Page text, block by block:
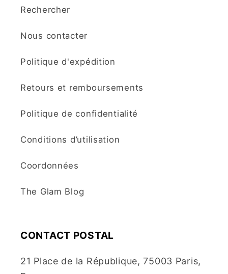
Rechercher
Nous contacter
Politique d'expédition
Retours et remboursements
Politique de confidentialité
Conditions d’utilisation
Coordonnées
The Glam Blog
CONTACT POSTAL
21 Place de la République, 75003 Paris,